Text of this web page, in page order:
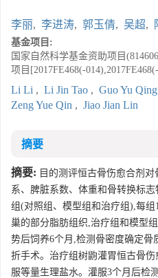
李丽, 李进涛, 郭玉倩, 吴超,
基金项目:
国家自然科学基金资助项目
项目[2017FE468(-
Li Li , Li Jin Tao , Guo Yu Qing
Zeng Yue Qin , Jiao Jian Lin
摘要
摘要: 目的测评恒古骨伤愈合剂
系、脾脏系数、体重和骨转换标
组(对照组、模型组和治疗组),每
巢的部分脂肪组织,治疗组和模型
势后饲养6个月,检测骨密度确定骨
折手术。治疗组树鼩灌胃恒古骨
服等量生理盐水。灌服3个月后检